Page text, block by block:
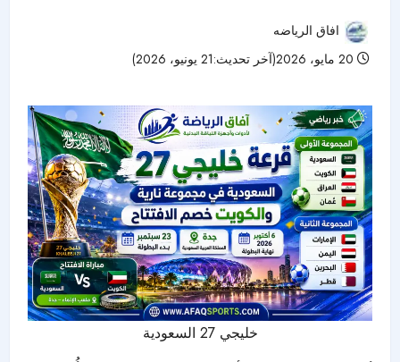
افاق الرياضه
خليجي 27 السعودية